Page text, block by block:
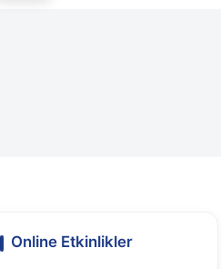
Online Etkinlikler